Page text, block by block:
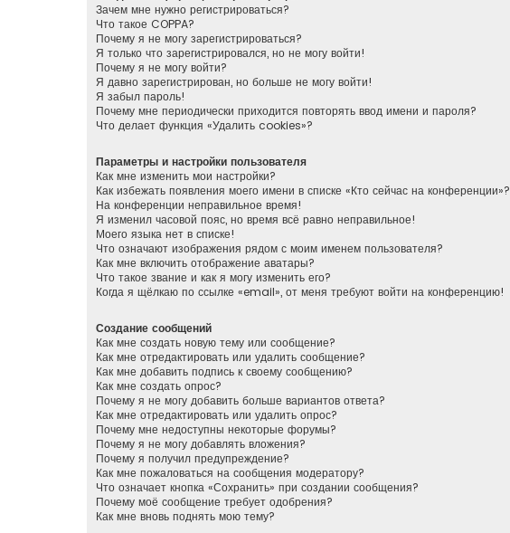
Зачем мне нужно регистрироваться?
Что такое COPPA?
Почему я не могу зарегистрироваться?
Я только что зарегистрировался, но не могу войти!
Почему я не могу войти?
Я давно зарегистрирован, но больше не могу войти!
Я забыл пароль!
Почему мне периодически приходится повторять ввод имени и пароля?
Что делает функция «Удалить cookies»?
Параметры и настройки пользователя
Как мне изменить мои настройки?
Как избежать появления моего имени в списке «Кто сейчас на конференции»?
На конференции неправильное время!
Я изменил часовой пояс, но время всё равно неправильное!
Моего языка нет в списке!
Что означают изображения рядом с моим именем пользователя?
Как мне включить отображение аватары?
Что такое звание и как я могу изменить его?
Когда я щёлкаю по ссылке «email», от меня требуют войти на конференцию!
Создание сообщений
Как мне создать новую тему или сообщение?
Как мне отредактировать или удалить сообщение?
Как мне добавить подпись к своему сообщению?
Как мне создать опрос?
Почему я не могу добавить больше вариантов ответа?
Как мне отредактировать или удалить опрос?
Почему мне недоступны некоторые форумы?
Почему я не могу добавлять вложения?
Почему я получил предупреждение?
Как мне пожаловаться на сообщения модератору?
Что означает кнопка «Сохранить» при создании сообщения?
Почему моё сообщение требует одобрения?
Как мне вновь поднять мою тему?